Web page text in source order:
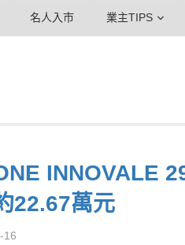
名人入市 業主TIPS
INNOVALE
22.67萬元
16